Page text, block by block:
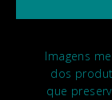
Imagens
dos
que